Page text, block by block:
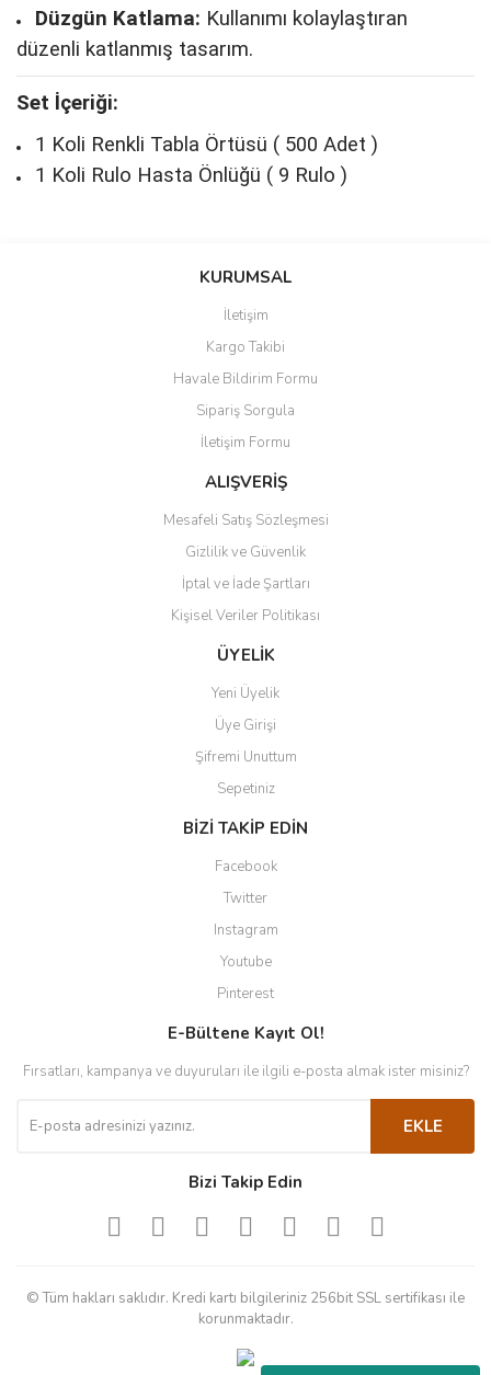
Düzgün Katlama: Kullanımı kolaylaştıran
düzenli katlanmış tasarım.
Set İçeriği:
1 Koli Renkli Tabla Örtüsü ( 500 Adet )
1 Koli Rulo Hasta Önlüğü ( 9 Rulo )
Bu ürüne ilk yorumu siz yapın!
Ürün resmi kalitesiz, bozuk veya görüntülenemiyor.
Ürün açıklamasında eksik bilgiler bulunuyor.
Ürün bilgilerinde hatalar bulunuyor.
Ürün fiyatı diğer sitelerden daha pahalı.
Bu ürüne benzer farklı alternatifler olmalı.
Gönder
KURUMSAL
İletişim
Kargo Takibi
Havale Bildirim Formu
Sipariş Sorgula
İletişim Formu
ALIŞVERİŞ
Mesafeli Satış Sözleşmesi
Gizlilik ve Güvenlik
İptal ve İade Şartları
Kişisel Veriler Politikası
ÜYELİK
Yeni Üyelik
Üye Girişi
Şifremi Unuttum
Sepetiniz
BİZİ TAKİP EDİN
Facebook
Twitter
Instagram
Youtube
Pinterest
E-Bültene Kayıt Ol!
Fırsatları, kampanya ve duyuruları ile ilgili e-posta almak ister misiniz?
EKLE
Bizi Takip Edin
© Tüm hakları saklıdır. Kredi kartı bilgileriniz 256bit SSL sertifikası ile
korunmaktadır.